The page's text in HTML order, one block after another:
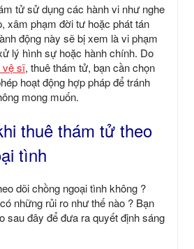
tử sử dụng các hành vi như nghe
xâm phạm đời tư hoặc phát tán
động này sẽ bị xem là vi phạm
lý hình sự hoặc hành chính. Do
vệ sĩ, thuê thám tử, bạn cần chọn
hoạt động hợp pháp để tránh
mong muốn.
thuê thám tử theo
tình
dõi chồng ngoại tình không ?
những rủi ro như thế nào ? Bạn
sau đây để đưa ra quyết định sáng